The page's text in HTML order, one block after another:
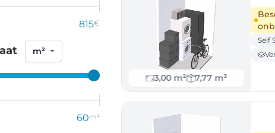
3,00 m² 7,77 m³
Self
815€
60m²